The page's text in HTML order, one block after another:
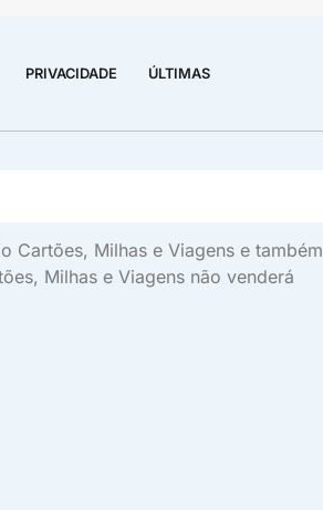
PRIVACIDADE ÚLTIMAS
Cartões, Milhas e Viagens e também
Milhas e Viagens não venderá